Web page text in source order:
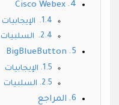
Cisco Webex
الإيجابيات
السلبيات
BigBlueButton
الإيجابيات
السلبيات
المراجع